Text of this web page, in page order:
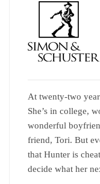
At twenty-two
She’s in college,
wonderful
friend, Tori. But
that Hunter is
decide what her